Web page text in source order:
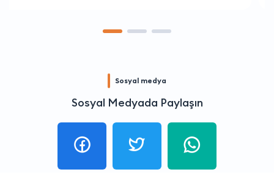
Sosyal medya
Sosyal Medyada Paylaşın